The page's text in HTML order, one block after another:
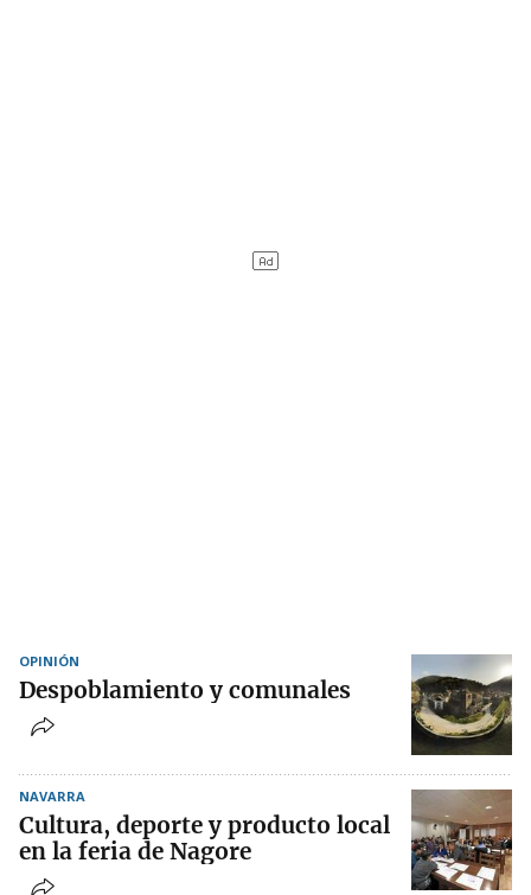
OPINIÓN
Despoblamiento y comunales
NAVARRA
Cultura, deporte y producto local
en la feria de Nagore